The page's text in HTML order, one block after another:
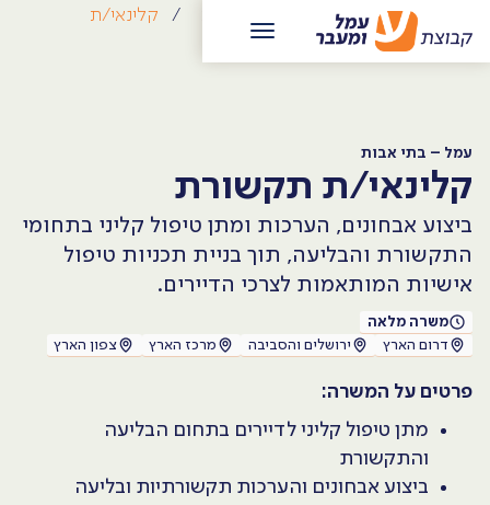
קריירה /
/
קלינאי/ת
תקשורת
עמל – בתי אבות
קלינאי/ת תקשורת
ביצוע אבחונים, הערכות ומתן טיפול קליני בתחומי
התקשורת והבליעה, תוך בניית תכניות טיפול
אישיות המותאמות לצרכי הדיירים.
משרה מלאה
דרום הארץ
ירושלים והסביבה מרכז הארץ צפון הארץ
פרטים על המשרה:
מתן טיפול קליני לדיירים בתחום הבליעה
והתקשורת
ביצוע אבחונים והערכות תקשורתיות ובליעה